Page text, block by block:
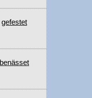
gefestet
benässet